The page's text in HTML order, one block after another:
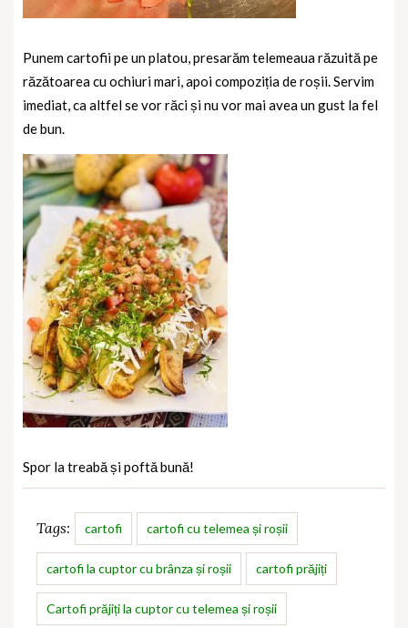
Punem cartofii pe un platou, presarăm telemeaua răzuită pe
răzătoarea cu ochiuri mari, apoi compoziția de roșii. Servim
imediat, ca altfel se vor răci și nu vor mai avea un gust la fel
de bun.
Spor la treabă și poftă bună!
Tags: cartofi cartofi cu telemea și roșii
cartofi la cuptor cu brânza și roșii cartofi prăjiți
Cartofi prăjiți la cuptor cu telemea și roșii